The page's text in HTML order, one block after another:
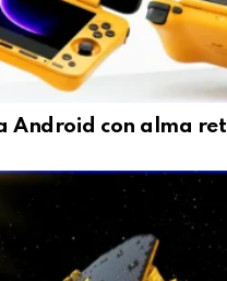
Android con alma